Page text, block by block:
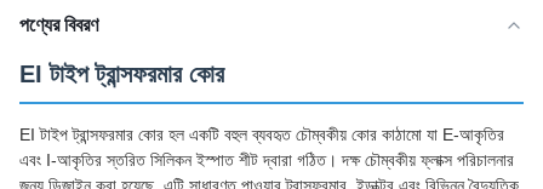
পণ্যের বিবরণ
EI টাইপ ট্রান্সফরমার কোর
EI টাইপ ট্রান্সফরমার কোর হল একটি বহুল ব্যবহৃত চৌম্বকীয় কোর কাঠামো যা E-আকৃতির
এবং I-আকৃতির স্তরিত সিলিকন ইস্পাত শীট দ্বারা গঠিত। দক্ষ চৌম্বকীয় ফ্লাক্স পরিচালনার